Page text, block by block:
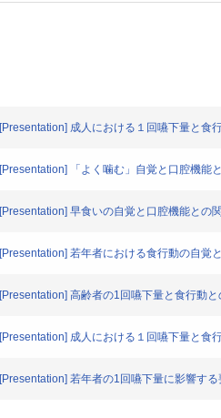
[Presentation] 成人における１回嚥下量と食
[Presentation] 「よく噛む」自覚と口腔機能
[Presentation] 早食いの自覚と口腔機能との
[Presentation] 若年者における食行動の自覚
[Presentation] 高齢者の1回嚥下量と食行動
[Presentation] 成人における１回嚥下量と食
[Presentation] 若年者の1回嚥下量に影響す